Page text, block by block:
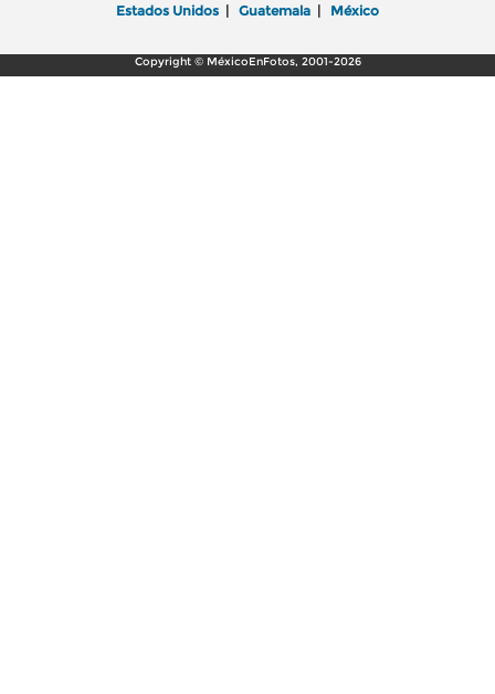
Estados Unidos | Guatemala | México
Copyright © MéxicoEnFotos, 2001-2026